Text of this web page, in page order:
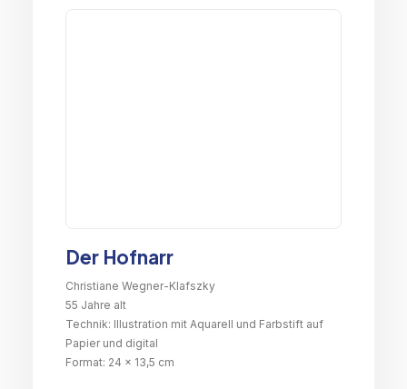
Der Hofnarr
Christiane Wegner-Klafszky
55 Jahre alt
Technik: Illustration mit Aquarell und Farbstift auf
Papier und digital
Format: 24 x 13,5 cm